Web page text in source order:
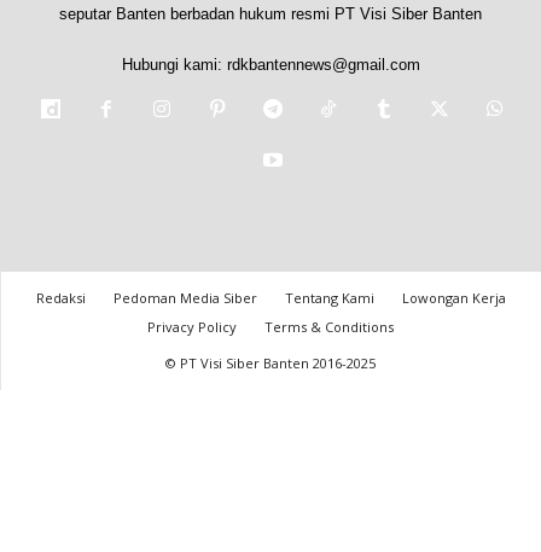
seputar Banten berbadan hukum resmi PT Visi Siber Banten
Hubungi kami: rdkbantennews@gmail.com
Redaksi Pedoman Media Siber Tentang Kami
Lowongan Kerja
Privacy Policy
Terms & Conditions
© PT Visi Siber Banten 2016-2025